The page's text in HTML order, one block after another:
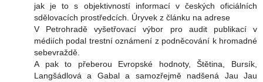
jak je to s objektivností informací v českých oficiálních
sdělovacích prostředcích. Úryvek z článku na adrese
V Petrohradě vyšetřovací výbor pro audit publikací v
médiích podal trestní oznámení z podněcování k hromadné
sebevraždě.
A pak to přeberou Evropské hodnoty, Štětina, Bursík,
Langšádlová a Gabal a samozřejmě nadšená Jau Jau